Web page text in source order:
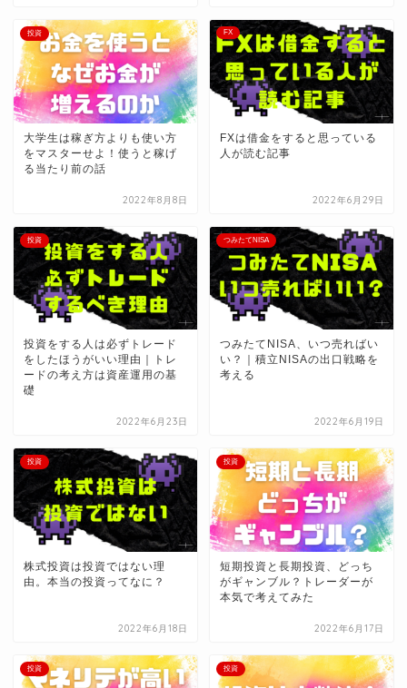
投資
大学生は稼ぎ方よりも使い方
をマスターせよ！使うと稼げ
る当たり前の話
2022年8月8日
FX
FXは借金をすると思っている
人が読む記事
2022年6月29日
投資
投資をする人は必ずトレード
をしたほうがいい理由｜トレ
ードの考え方は資産運用の基
礎
2022年6月23日
つみたてNISA
つみたてNISA、いつ売ればい
い？｜積立NISAの出口戦略を
考える
2022年6月19日
投資
株式投資は投資ではない理
由。本当の投資ってなに？
2022年6月18日
投資
短期投資と長期投資、どっち
がギャンブル？トレーダーが
本気で考えてみた
2022年6月17日
投資 投資